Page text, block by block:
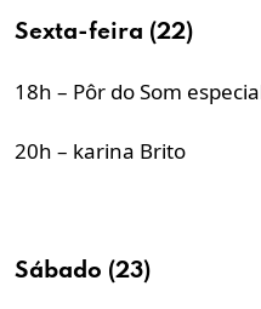
Sexta-feira (22)
18h – Pôr do Som
20h – karina Brito
Sábado (23)